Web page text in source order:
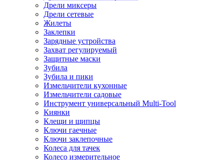
Дрели миксеры
Дрели сетевые
Жилеты
Заклепки
Зарядные устройства
Захват регулируемый
Защитные маски
Зубила
Зубила и пики
Измельчители кухонные
Измельчители садовые
Инструмент универсальный Multi-Tool
Киянки
Клещи и щипцы
Ключи гаечные
Ключи заклепочные
Колеса для тачек
Колесо измерительное